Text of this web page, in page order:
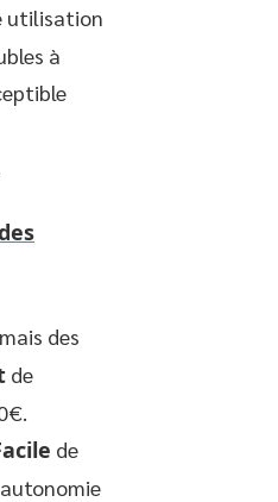
utilisation
à
des
de
de